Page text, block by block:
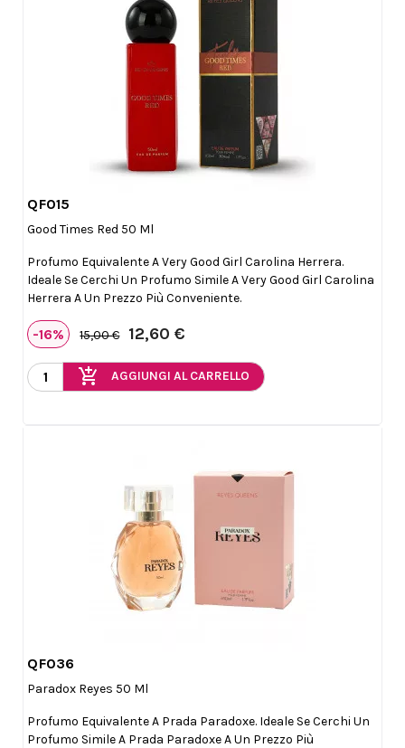
QF015
Good Times Red 50 Ml
Profumo Equivalente A Very Good Girl Carolina Herrera.
Ideale Se Cerchi Un Profumo Simile A Very Good Girl Carolina
Herrera A Un Prezzo Più Conveniente.
-16% 15,00 € 12,60 €
add_shopping_cart AGGIUNGI AL CARRELLO
QF036
Paradox Reyes 50 Ml
Profumo Equivalente A Prada Paradoxe. Ideale Se Cerchi Un
Profumo Simile A Prada Paradoxe A Un Prezzo Più